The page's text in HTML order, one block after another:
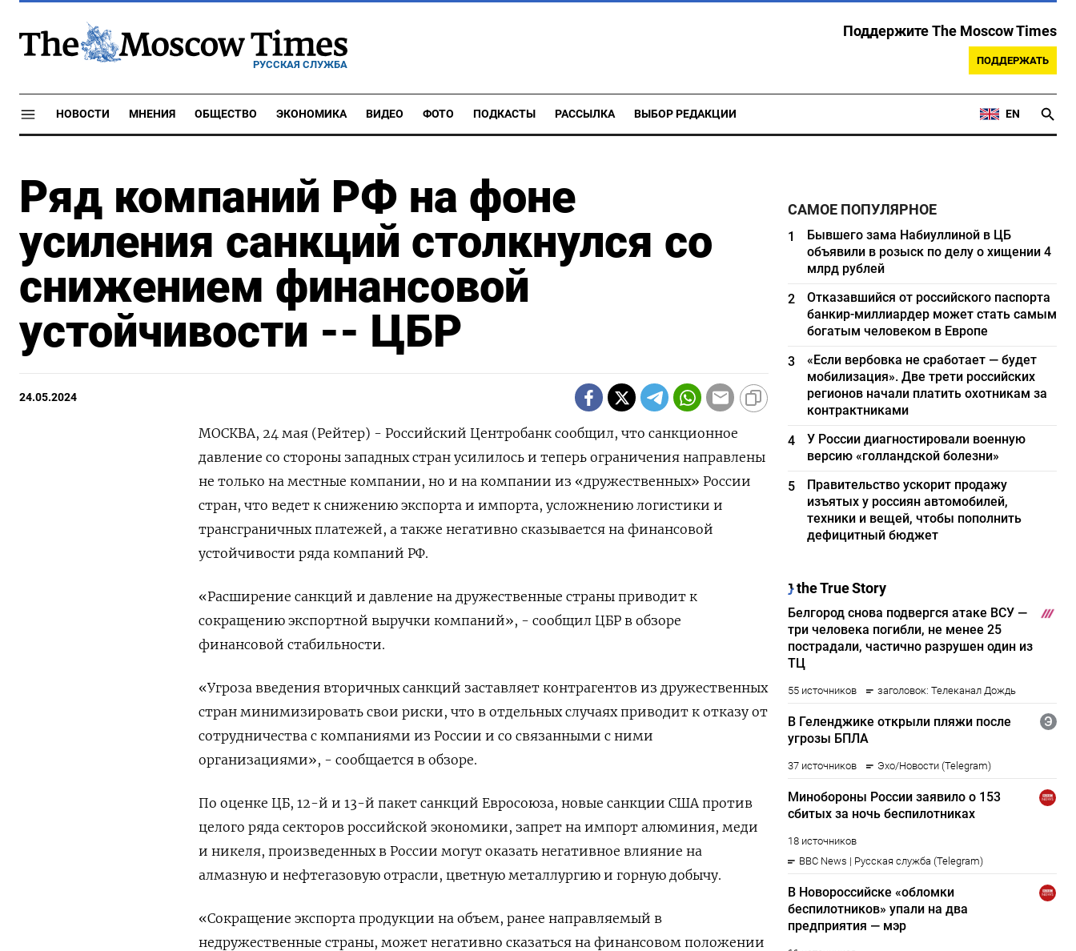
РУССКАЯ СЛУЖБА
Поддержите The Moscow Times
ПОДДЕРЖАТЬ
НОВОСТИ МНЕНИЯ ОБЩЕСТВО ЭКОНОМИКА ВИДЕО ФОТО ПОДКАСТЫ РАССЫЛКА ВЫБОР РЕДАКЦИИ EN
Ряд компаний РФ на фоне
усиления санкций столкнулся со
снижением финансовой
устойчивости -- ЦБР
24.05.2024
МОСКВА, 24 мая (Рейтер) - Российский Центробанк сообщил, что санкционное
давление со стороны западных стран усилилось и теперь ограничения направлены
не только на местные компании, но и на компании из «дружественных» России
стран, что ведет к снижению экспорта и импорта, усложнению логистики и
трансграничных платежей, а также негативно сказывается на финансовой
устойчивости ряда компаний РФ.
«Расширение санкций и давление на дружественные страны приводит к
сокращению экспортной выручки компаний», - сообщил ЦБР в обзоре
финансовой стабильности.
«Угроза введения вторичных санкций заставляет контрагентов из дружественных
стран минимизировать свои риски, что в отдельных случаях приводит к отказу от
сотрудничества с компаниями из России и со связанными с ними
организациями», - сообщается в обзоре.
По оценке ЦБ, 12-й и 13-й пакет санкций Евросоюза, новые санкции США против
целого ряда секторов российской экономики, запрет на импорт алюминия, меди
и никеля, произведенных в России могут оказать негативное влияние на
алмазную и нефтегазовую отрасли, цветную металлургию и горную добычу.
«Сокращение экспорта продукции на объем, ранее направляемый в
недружественные страны, может негативно сказаться на финансовом положении
САМОЕ ПОПУЛЯРНОЕ
1
Бывшего зама Набиуллиной в ЦБ
объявили в розыск по делу о хищении 4
млрд рублей
2
Отказавшийся от российского паспорта
банкир-миллиардер может стать самым
богатым человеком в Европе
3
«Если вербовка не сработает — будет
мобилизация». Две трети российских
регионов начали платить охотникам за
контрактниками
4
У России диагностировали военную
версию «голландской болезни»
5
Правительство ускорит продажу
изъятых у россиян автомобилей,
техники и вещей, чтобы пополнить
дефицитный бюджет